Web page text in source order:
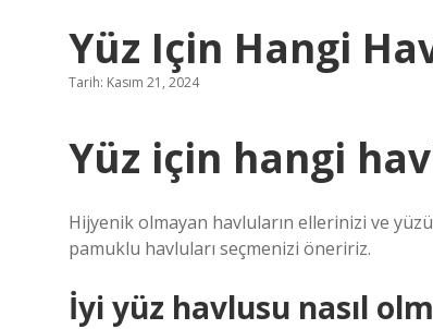
Yüz Için Hangi
Tarih: Kasım 21, 2024
Yüz için hangi
Hijyenik olmayan havluların ellerinizi ve
pamuklu havluları seçmenizi öneririz.
İyi yüz havlusu nasıl